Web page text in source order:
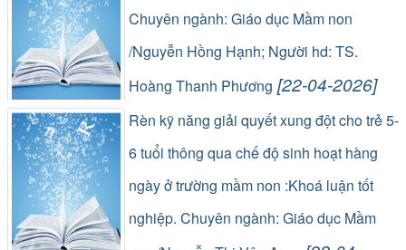
Chuyên ngành: Giáo dục Mầm non
/Nguyễn Hồng Hạnh; Người hd: TS.
Hoàng Thanh Phương [22-04-2026]
(1) (Lượt lưu thông:0) (0) (Lượt truy cập:0)
Rèn kỹ năng giải quyết xung đột cho trẻ 5-
6 tuổi thông qua chế độ sinh hoạt hàng
ngày ở trường mầm non :Khoá luận tốt
nghiệp. Chuyên ngành: Giáo dục Mầm